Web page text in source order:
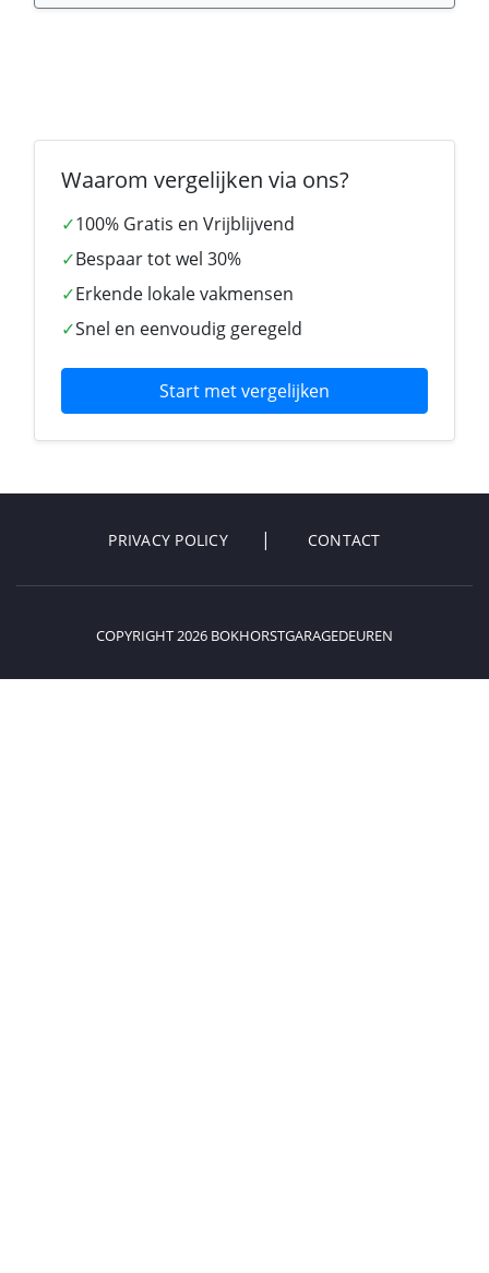
Waarom vergelijken via ons?
✓100% Gratis en Vrijblijvend
✓Bespaar tot wel 30%
✓Erkende lokale vakmensen
✓Snel en eenvoudig geregeld
Start met vergelijken
PRIVACY POLICY CONTACT
COPYRIGHT 2026 BOKHORSTGARAGEDEUREN